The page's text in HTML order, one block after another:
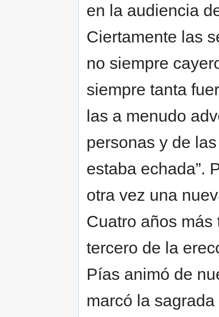
en la audiencia
Ciertamente las
no siempre
siempre tanta
las a menudo
personas y de
estaba echada”.
otra vez una
Cuatro años
tercero de la
Pías animó de
marcó la